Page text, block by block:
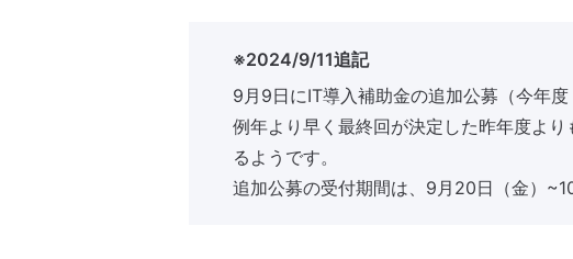
※2024/9/11追記
9月9日にIT導入補助金の追加公募（今年度
例年より早く最終回が決定した昨年度よ
るようです。
追加公募の受付期間は、9月20日（金）